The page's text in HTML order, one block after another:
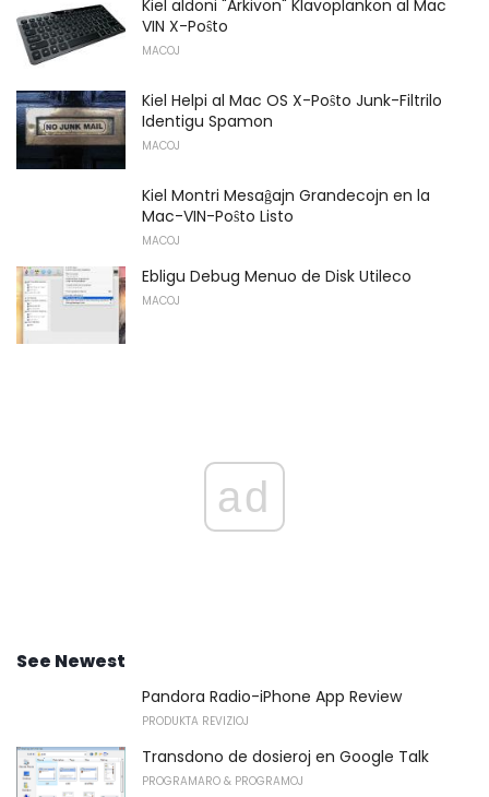
Kiel aldoni "Arkivon" Klavoplankon al Mac
VIN X-Poŝto
MACOJ
Kiel Helpi al Mac OS X-Poŝto Junk-Filtrilo
Identigu Spamon
MACOJ
Kiel Montri Mesaĝajn Grandecojn en la
Mac-VIN-Poŝto Listo
MACOJ
Ebligu Debug Menuo de Disk Utileco
MACOJ
ad
See Newest
Pandora Radio-iPhone App Review
PRODUKTA REVIZIOJ
Transdono de dosieroj en Google Talk
PROGRAMARO & PROGRAMOJ